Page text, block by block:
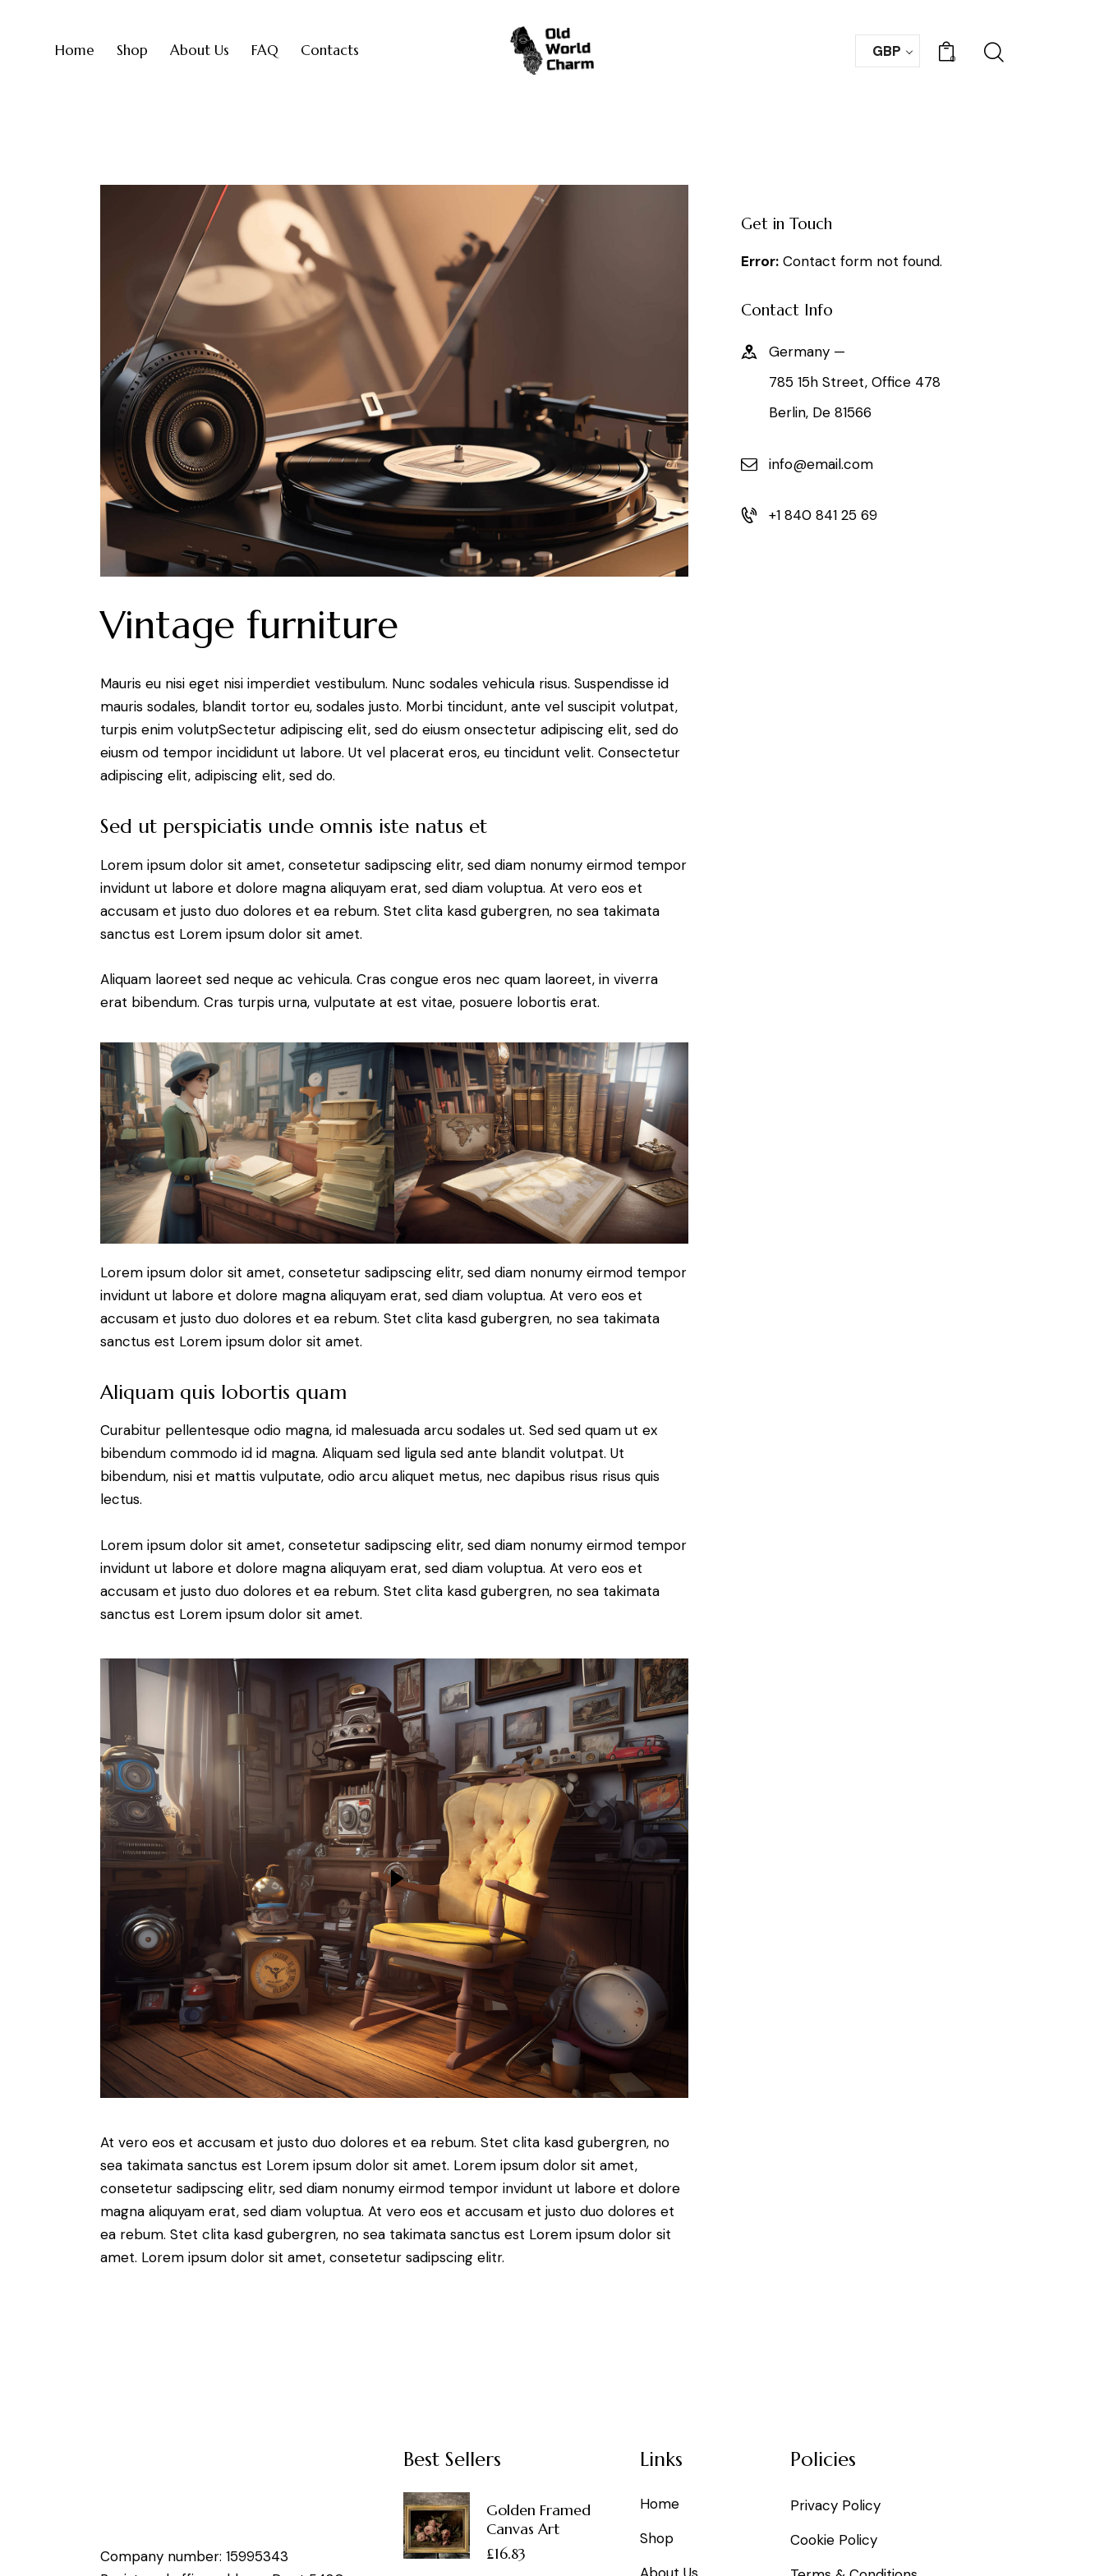
Home Shop About Us FAQ Contacts GBP 0
Vintage furniture
Mauris eu nisi eget nisi imperdiet vestibulum. Nunc sodales vehicula risus. Suspendisse id
mauris sodales, blandit tortor eu, sodales justo. Morbi tincidunt, ante vel suscipit volutpat,
turpis enim volutpSectetur adipiscing elit, sed do eiusm onsectetur adipiscing elit, sed do
eiusm od tempor incididunt ut labore. Ut vel placerat eros, eu tincidunt velit. Consectetur
adipiscing elit, adipiscing elit, sed do.
Sed ut perspiciatis unde omnis iste natus et
Lorem ipsum dolor sit amet, consetetur sadipscing elitr, sed diam nonumy eirmod tempor
invidunt ut labore et dolore magna aliquyam erat, sed diam voluptua. At vero eos et
accusam et justo duo dolores et ea rebum. Stet clita kasd gubergren, no sea takimata
sanctus est Lorem ipsum dolor sit amet.
Aliquam laoreet sed neque ac vehicula. Cras congue eros nec quam laoreet, in viverra
erat bibendum. Cras turpis urna, vulputate at est vitae, posuere lobortis erat.
Lorem ipsum dolor sit amet, consetetur sadipscing elitr, sed diam nonumy eirmod tempor
invidunt ut labore et dolore magna aliquyam erat, sed diam voluptua. At vero eos et
accusam et justo duo dolores et ea rebum. Stet clita kasd gubergren, no sea takimata
sanctus est Lorem ipsum dolor sit amet.
Aliquam quis lobortis quam
Curabitur pellentesque odio magna, id malesuada arcu sodales ut. Sed sed quam ut ex
bibendum commodo id id magna. Aliquam sed ligula sed ante blandit volutpat. Ut
bibendum, nisi et mattis vulputate, odio arcu aliquet metus, nec dapibus risus risus quis
lectus.
Lorem ipsum dolor sit amet, consetetur sadipscing elitr, sed diam nonumy eirmod tempor
invidunt ut labore et dolore magna aliquyam erat, sed diam voluptua. At vero eos et
accusam et justo duo dolores et ea rebum. Stet clita kasd gubergren, no sea takimata
sanctus est Lorem ipsum dolor sit amet.
At vero eos et accusam et justo duo dolores et ea rebum. Stet clita kasd gubergren, no
sea takimata sanctus est Lorem ipsum dolor sit amet. Lorem ipsum dolor sit amet,
consetetur sadipscing elitr, sed diam nonumy eirmod tempor invidunt ut labore et dolore
magna aliquyam erat, sed diam voluptua. At vero eos et accusam et justo duo dolores et
ea rebum. Stet clita kasd gubergren, no sea takimata sanctus est Lorem ipsum dolor sit
amet. Lorem ipsum dolor sit amet, consetetur sadipscing elitr.
Get in Touch
Error: Contact form not found.
Contact Info
Germany —
785 15h Street, Office 478
Berlin, De 81566
info@email.com
+1 840 841 25 69
Company number: 15995343
Best Sellers
Golden Framed
Canvas Art
£16.83
Links
Home
Shop
Policies
Privacy Policy
Cookie Policy